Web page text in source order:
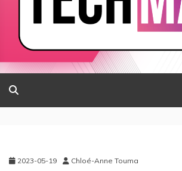
2023-05-19 Chloé-Anne Touma